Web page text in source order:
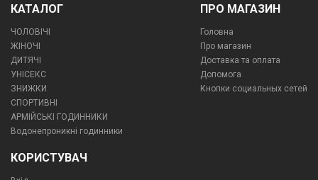
КАТАЛОГ
ЧОЛОВІЧІ
ЖІНОЧІ
ДИТЯЧІ
УНІСЕКС
ЗНИЖКИ
СПОРТИВНІ
АРМІЙСЬКІ ГОДИННИКИ
Водонепроникні годинники
ПРО МАГАЗИН
Головна
Про магазин
Доставка та оплата
Допомога
Кнопки социальных сетей
КОРИСТУВАЧ